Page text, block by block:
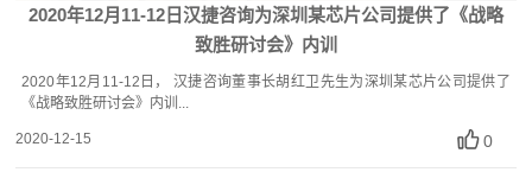
2020年12月11-12日汉捷咨询为深圳某芯片公司提供了《战略
致胜研讨会》内训
2020年12月11-12日， 汉捷咨询董事长胡红卫先生为深圳某芯片公司提供了
《战略致胜研讨会》内训...
2020-12-15 0